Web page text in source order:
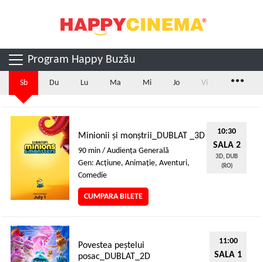
Program Happy Buzău
Sb Du Lu Ma Mi Jo Vi ...
Minionii și monștrii_DUBLAT _3D
90 min / Audienţa Generală
Gen: Acţiune, Animaţie, Aventuri,
Comedie
CUMPARA BILETE
10:30
SALA 2
3D, DUB
(RO)
Povestea peștelui
posac_DUBLAT_2D
11:00
SALA 1